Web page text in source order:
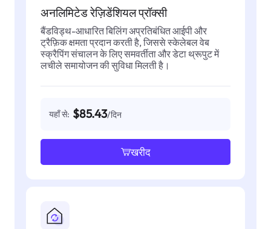
अनलिमिटेड रेज़िडेंशियल प्रॉक्सी
बैंडविड्थ-आधारित बिलिंग अप्रतिबंधित आईपी और
ट्रैफ़िक क्षमता प्रदान करती है, जिससे स्केलेबल वेब
स्क्रैपिंग संचालन के लिए समवर्तीता और डेटा थ्रूपुट में
लचीले समायोजन की सुविधा मिलती है।
यहाँ से: $85.43/दिन
खरीद